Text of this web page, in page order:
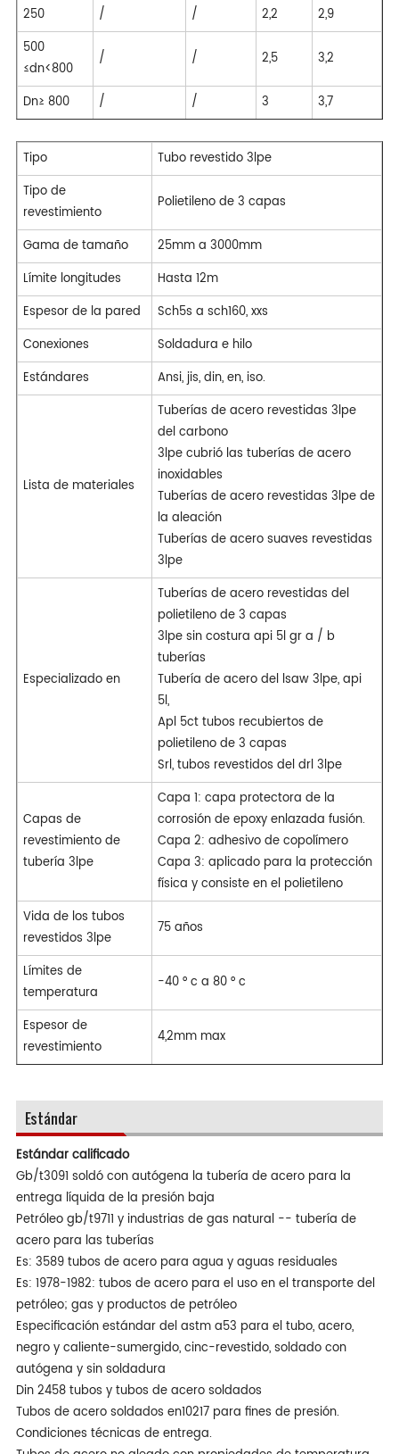
250
/ / 2,2
2,9
500
≤dn<800
/ / 2,5 3,2
Dn≥ 800 / / 3 3,7
Tipo
Tubo revestido 3lpe
Tipo de
revestimiento
Polietileno de 3 capas
Gama de tamaño
25mm a 3000mm
Límite longitudes
Hasta 12m
Espesor de la pared
Sch5s a sch160, xxs
Conexiones
Soldadura e hilo
Estándares
Ansi, jis, din, en, iso.
Lista de materiales
Tuberías de acero revestidas 3lpe
del carbono
3lpe cubrió las tuberías de acero
inoxidables
Tuberías de acero revestidas 3lpe de
la aleación
Tuberías de acero suaves revestidas
3lpe
Especializado en
Tuberías de acero revestidas del
polietileno de 3 capas
3lpe sin costura api 5l gr a / b
tuberías
Tubería de acero del lsaw 3lpe, api
5l,
Apl 5ct tubos recubiertos de
polietileno de 3 capas
Srl, tubos revestidos del drl 3lpe
Capas de
revestimiento de
tubería 3lpe
Capa 1: capa protectora de la
corrosión de epoxy enlazada fusión.
Capa 2: adhesivo de copolímero
Capa 3: aplicado para la protección
física y consiste en el polietileno
Vida de los tubos
revestidos 3lpe
75 años
Límites de
temperatura
-40 ° c a 80 ° c
Espesor de
revestimiento
4,2mm max
Estándar
Estándar calificado
Gb/t3091 soldó con autógena la tubería de acero para la
entrega líquida de la presión baja
Petróleo gb/t9711 y industrias de gas natural -- tubería de
acero para las tuberías
Es: 3589 tubos de acero para agua y aguas residuales
Es: 1978-1982: tubos de acero para el uso en el transporte del
petróleo; gas y productos de petróleo
Especificación estándar del astm a53 para el tubo, acero,
negro y caliente-sumergido, cinc-revestido, soldado con
autógena y sin soldadura
Din 2458 tubos y tubos de acero soldados
Tubos de acero soldados en10217 para fines de presión.
Condiciones técnicas de entrega.